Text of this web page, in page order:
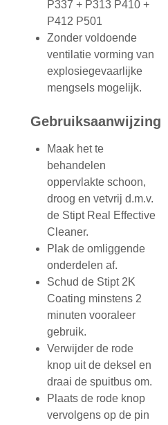
P337 + P313 P410 +
P412 P501
Zonder voldoende
ventilatie vorming van
explosiegevaarlijke
mengsels mogelijk.
Gebruiksaanwijzing
Maak het te
behandelen
oppervlakte schoon,
droog en vetvrij d.m.v.
de Stipt Real Effective
Cleaner.
Plak de omliggende
onderdelen af.
Schud de Stipt 2K
Coating minstens 2
minuten vooraleer
gebruik.
Verwijder de rode
knop uit de deksel en
draai de spuitbus om.
Plaats de rode knop
vervolgens op de pin